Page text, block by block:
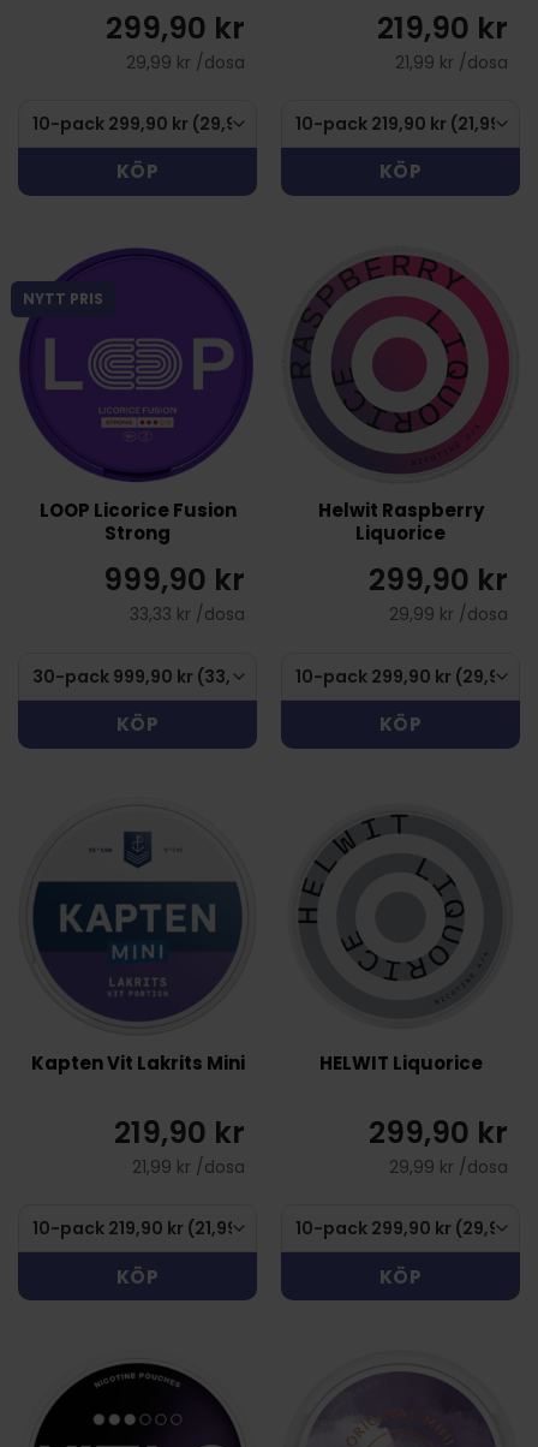
299,90 kr
29,99 kr /dosa
KÖP
219,90 kr
21,99 kr /dosa
KÖP
NYTT PRIS
LOOP Licorice Fusion
Strong
999,90 kr
33,33 kr /dosa
KÖP
Helwit Raspberry
Liquorice
299,90 kr
29,99 kr /dosa
KÖP
Kapten Vit Lakrits Mini
219,90 kr
21,99 kr /dosa
KÖP
HELWIT Liquorice
299,90 kr
29,99 kr /dosa
KÖP